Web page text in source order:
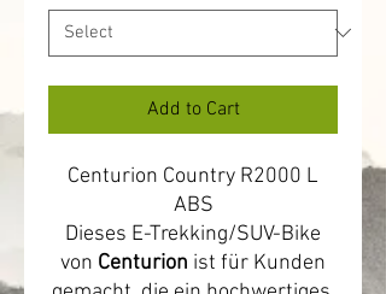
Add to Cart
Centurion Country R2000 L
ABS
Dieses E-Trekking/SUV-Bike
von Centurion ist für Kunden